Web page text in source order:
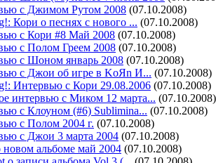
с Джимом Рутом 2008 (07.10.2008)
Кори о песнях с нового ... (07.10.2008)
с Кори #8 Май 2008 (07.10.2008)
с Полом Греем 2008 (07.10.2008)
с Шоном январь 2008 (07.10.2008)
с Джои об игре в KoЯn И... (07.10.2008)
Интервью с Кори 29.08.2006 (07.10.2008)
интервью с Миком 12 марта... (07.10.2008)
с Клоуном (#6) Sublimina... (07.10.2008)
с Полом 2004 г. (07.10.2008)
с Джои 3 марта 2004 (07.10.2008)
альбоме май 2004 (07.10.2008)